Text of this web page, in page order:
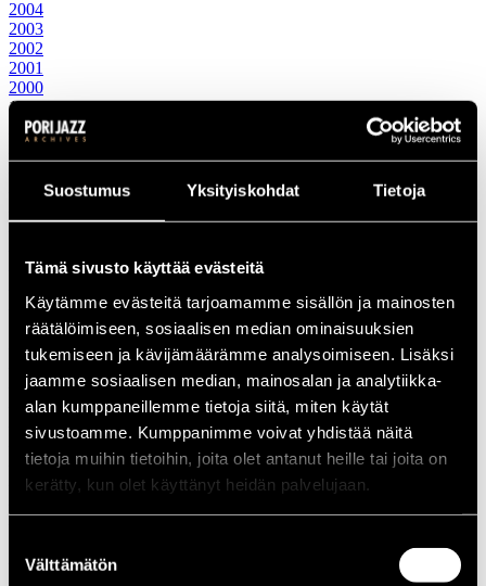
Suostumus Yksityiskohdat Tietoja
Tämä sivusto käyttää evästeitä
Käytämme evästeitä tarjoamamme sisällön ja mainosten
räätälöimiseen, sosiaalisen median ominaisuuksien
tukemiseen ja kävijämäärämme analysoimiseen. Lisäksi
jaamme sosiaalisen median, mainosalan ja analytiikka-
alan kumppaneillemme tietoja siitä, miten käytät
sivustoamme. Kumppanimme voivat yhdistää näitä
tietoja muihin tietoihin, joita olet antanut heille tai joita on
kerätty, kun olet käyttänyt heidän palvelujaan.
valinta
Välttämätön
2004
2003
2002
2001
2000
1990-luku
1999
1998
1997
1994
1992
1990
1980-luku
1988
1987
1986
1984
1983
1982
1980
1979
1978